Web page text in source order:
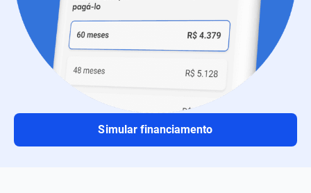
Simular financiamento